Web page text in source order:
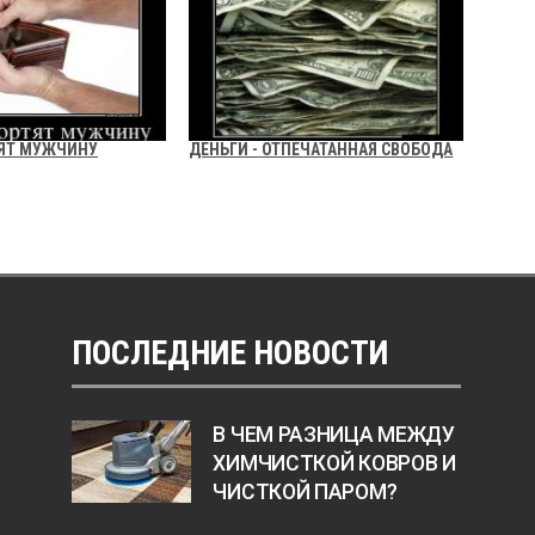
МУЖЧИНУ ДЕНЬГИ - ОТПЕЧАТАННАЯ СВОБОДА
ПОСЛЕДНИЕ НОВОСТИ
В ЧЕМ РАЗНИЦА МЕЖДУ
ХИМЧИСТКОЙ КОВРОВ И
ЧИСТКОЙ ПАРОМ?